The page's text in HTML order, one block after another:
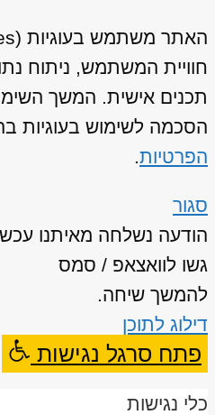
חוויית המשתמש, ניתוח
תכנים אישית. המשך
הסכמה לשימוש בעוגיות
הפרטיות.
סגור
הודעה נשלחה מאיתנו
גשו לוואצאפ / סמס
להמשך שיחה.
דילוג לתוכן
פתח סרגל נגישות
כלי נגישות